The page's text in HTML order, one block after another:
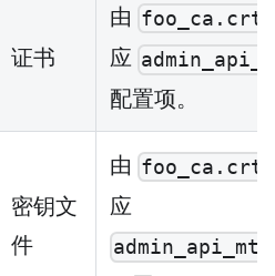
证书
由 foo_ca.crt
应
配置项。
密钥文
件
由 foo_ca.crt
应